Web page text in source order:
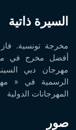
السيرة ذاتية
مخرجة تونسية. فاز
أفضل مخرج في
الرسمية في «
المهرجانات الدولية
صور